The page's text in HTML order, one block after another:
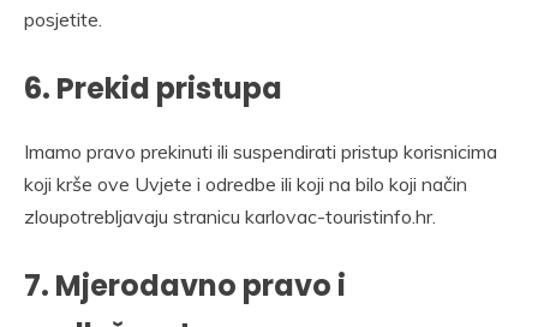
posjetite.
6. Prekid pristupa
Imamo pravo prekinuti ili suspendirati pristup korisnicima
koji krše ove Uvjete i odredbe ili koji na bilo koji način
zloupotrebljavaju stranicu karlovac-touristinfo.hr.
7. Mjerodavno pravo i